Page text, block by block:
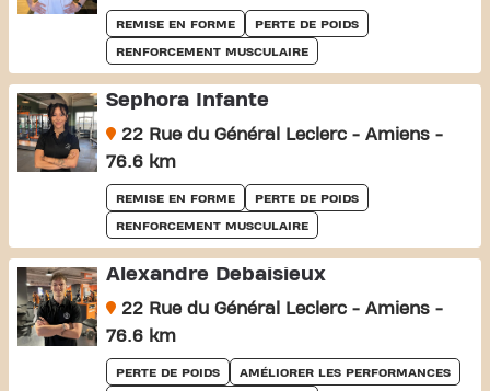
REMISE EN FORME PERTE DE POIDS
RENFORCEMENT MUSCULAIRE
Sephora Infante
22 Rue du Général Leclerc - Amiens -
76.6 km
REMISE EN FORME PERTE DE POIDS
RENFORCEMENT MUSCULAIRE
Alexandre Debaisieux
22 Rue du Général Leclerc - Amiens -
76.6 km
PERTE DE POIDS AMÉLIORER LES PERFORMANCES